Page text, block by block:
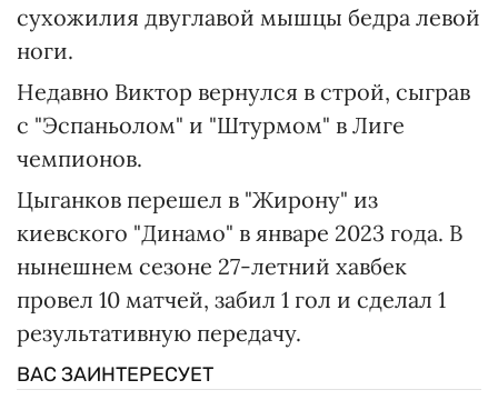
сухожилия двуглавой мышцы бедра левой
ноги.
Недавно Виктор вернулся в строй, сыграв
с "Эспаньолом" и "Штурмом" в Лиге
чемпионов.
Цыганков перешел в "Жирону" из
киевского "Динамо" в январе 2023 года. В
нынешнем сезоне 27-летний хавбек
провел 10 матчей, забил 1 гол и сделал 1
результативную передачу.
ВАС ЗАИНТЕРЕСУЕТ